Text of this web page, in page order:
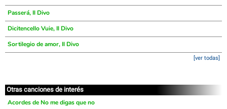
Passerá, Il Divo
Dicitencello Vuie, Il Divo
Sortilegio de amor, Il Divo
[ver todas]
Otras canciones de interés
Acordes de No me digas que no